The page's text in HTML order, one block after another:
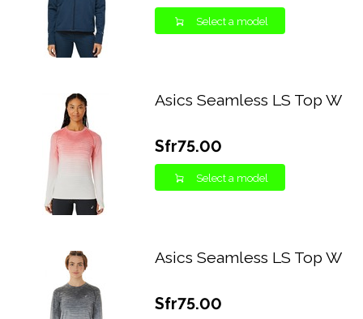
Select a model
Asics Seamless LS Top W
Sfr75.00
Select a model
Asics Seamless LS Top W
Sfr75.00